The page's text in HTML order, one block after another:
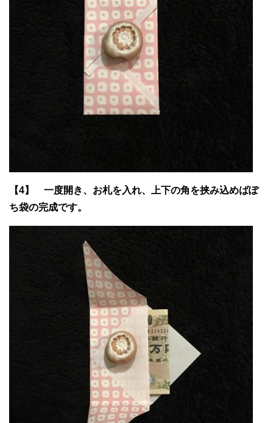
【4】 一度開き、お札を入れ、上下の角を挟み込めばぽ
ち袋の完成です。